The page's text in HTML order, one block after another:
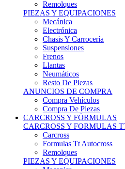
Mecánica
Electrónica
Chasis Y Carrocería
Suspensiones
Frenos
Llantas
Neumáticos
Resto De Piezas
ANUNCIOS DE COMPRA
Compra Vehículos
Compra De Piezas
CARCROSS Y FÓRMULAS
CARCROSS Y FORMULAS TT
Carcross
Formulas Tt Autocross
Remolques
PIEZAS Y EQUIPACIONES
Mecanica
Electrónica